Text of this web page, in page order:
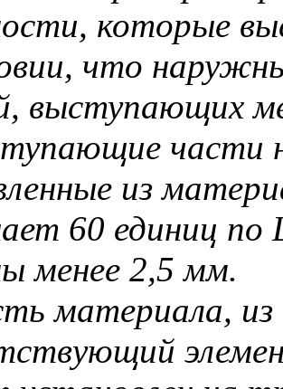
которые
что
выступающих
части
из
60 единиц
менее 2,5 мм.
материала,